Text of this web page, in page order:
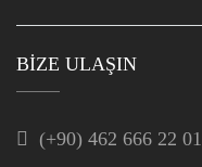
BIZE ULAŞIN
(+90) 462 666 22 01